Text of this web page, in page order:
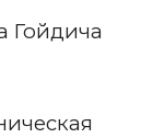
Гойдича